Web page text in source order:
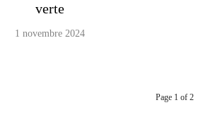
verte
1 novembre 2024
Page 1 of 2